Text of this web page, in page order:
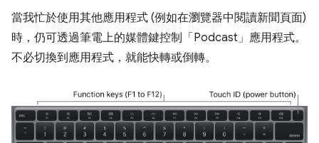
當我忙於使用其他應用程式 (例如在瀏覽器中閱讀新聞頁面)
時，仍可透過筆電上的媒體鍵控制「Podcast」應用程式。
不必切換到應用程式，就能快轉或倒轉。